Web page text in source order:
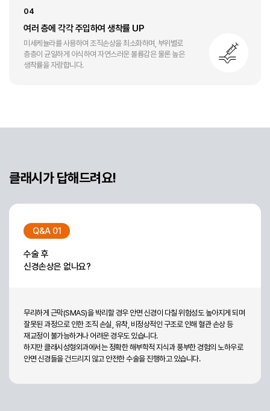
04
여러 층에 각각 주입하여 생착률 UP
미세케뉼라를 사용하여 조직손상을 최소화하며, 부위별로
층층이 균일하게 이식하여 자연스러운 볼륨감은 물론 높은
생착률을 자랑합니다.
클래시가 답해드려요!
Q&A 01
수술 후
신경손상은 없나요?
무리하게 근막(SMAS)을 박리할 경우 안면 신경이 다칠 위험성도 높아지게 되며
잘못된 과정으로 인한 조직 손실, 유착, 비정상적인 구조로 인해 혈관 손상 등
재교정이 불가능하거나 어려운 경우도 있습니다.
하지만 클래시성형외과에서는 정확한 해부학적 지식과 풍부한 경험의 노하우로
안면 신경들을 건드리지 않고 안전한 수술을 진행하고 있습니다.